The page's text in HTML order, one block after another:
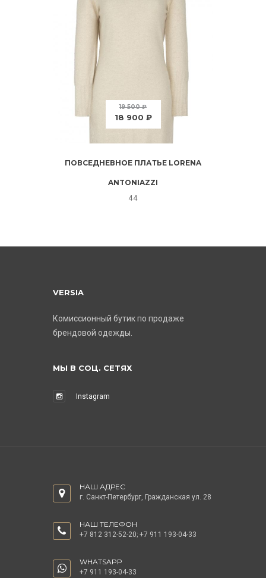
19 500 ₽
18 900 ₽
ПОВСЕДНЕВНОЕ ПЛАТЬЕ LORENA
ANTONIAZZI
44
VERSIA
Комиссионный бутик по продаже
брендовой одежды.
МЫ В СОЦ. СЕТЯХ
Instagram
НАШ АДРЕС
г. Санкт-Петербург, Гражданская ул. 28
НАШ ТЕЛЕФОН
+7 812 312-52-20; +7 911 193-04-33
WHATSAPP
+7 911 193-04-33